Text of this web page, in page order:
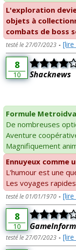
L'exploration
objets à
combats de boss
testé le 27/07/2023 -
8
10 Shacknews
Formule
De nombreuses
Aventure
Magnifiquement
Ennuyeux comme
L'humour est une
Les voyages
testé le 01/01/1970 - [lire
8
10
testé le 27/07/2023 -